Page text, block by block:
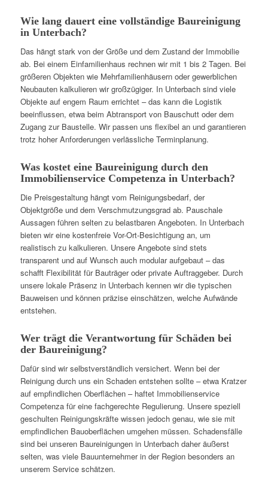
Wie lang dauert eine vollständige Baureinigung
in Unterbach?
Das hängt stark von der Größe und dem Zustand der Immobilie
ab. Bei einem Einfamilienhaus rechnen wir mit 1 bis 2 Tagen. Bei
größeren Objekten wie Mehrfamilienhäusern oder gewerblichen
Neubauten kalkulieren wir großzügiger. In Unterbach sind viele
Objekte auf engem Raum errichtet – das kann die Logistik
beeinflussen, etwa beim Abtransport von Bauschutt oder dem
Zugang zur Baustelle. Wir passen uns flexibel an und garantieren
trotz hoher Anforderungen verlässliche Terminplanung.
Was kostet eine Baureinigung durch den
Immobilienservice Competenza in Unterbach?
Die Preisgestaltung hängt vom Reinigungsbedarf, der
Objektgröße und dem Verschmutzungsgrad ab. Pauschale
Aussagen führen selten zu belastbaren Angeboten. In Unterbach
bieten wir eine kostenfreie Vor-Ort-Besichtigung an, um
realistisch zu kalkulieren. Unsere Angebote sind stets
transparent und auf Wunsch auch modular aufgebaut – das
schafft Flexibilität für Bauträger oder private Auftraggeber. Durch
unsere lokale Präsenz in Unterbach kennen wir die typischen
Bauweisen und können präzise einschätzen, welche Aufwände
entstehen.
Wer trägt die Verantwortung für Schäden bei
der Baureinigung?
Dafür sind wir selbstverständlich versichert. Wenn bei der
Reinigung durch uns ein Schaden entstehen sollte – etwa Kratzer
auf empfindlichen Oberflächen – haftet Immobilienservice
Competenza für eine fachgerechte Regulierung. Unsere speziell
geschulten Reinigungskräfte wissen jedoch genau, wie sie mit
empfindlichen Bauoberflächen umgehen müssen. Schadensfälle
sind bei unseren Baureinigungen in Unterbach daher äußerst
selten, was viele Bauunternehmer in der Region besonders an
unserem Service schätzen.